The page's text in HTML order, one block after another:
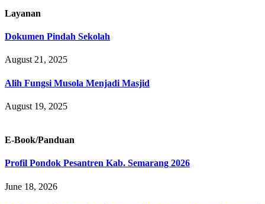
Layanan
Dokumen Pindah Sekolah
August 21, 2025
Alih Fungsi Musola Menjadi Masjid
August 19, 2025
E-Book/Panduan
Profil Pondok Pesantren Kab. Semarang 2026
June 18, 2026